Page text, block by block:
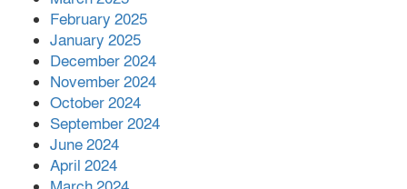
শহীদের রক্তের সঙ্গে বেইমানি হয় এমন কাজ
কেউ যেন না করি -জামায়াত আমির
February 2025
January 2025
December 2024
November 2024
October 2024
September 2024
June 2024
April 2024